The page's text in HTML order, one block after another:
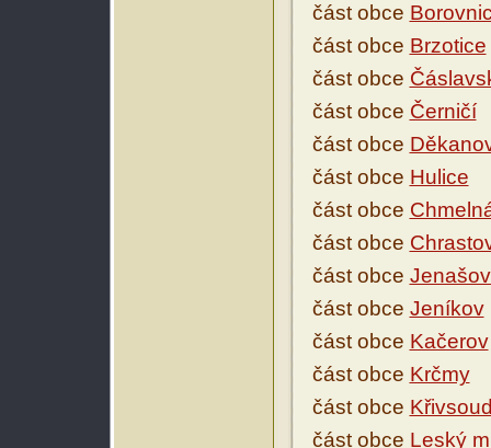
část obce
část obce Brzotice
část obce
část obce Černičí
část obce
část obce Hulice
část obce
část obce
část obce
část obce Jeníkov
část obce Kačerov
část obce Krčmy
část obce
část obce Leský